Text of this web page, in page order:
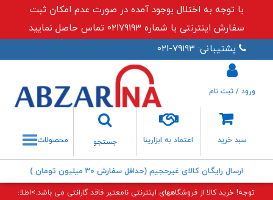
با توجه به اختلال بوجود آمده در صورت عدم امکان ثبت
سفارش اینترنتی با شماره ۰۲۱۷۹۱۹۳ تماس حاصل نمایید
پشتیبانی: ۷۹۱۹۳-۰۲۱
سبد خرید اعتماد به ابزارینا
جستجو
جستجو
ورود / ثبت نام
محصولات
ارسال رایگان کالای غیرحجیم (حداقل سفارش ۳۰ میلیون تومان )
توجه! خرید کالا از فروشگاههای اینترنتی نامعتبر فاقد گارانتی می باشد.>اطلاعات